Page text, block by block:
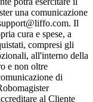
una comunicazione
Il
cura e spese, a
compresi gli
all'interno della
e non oltre
di
al Cliente